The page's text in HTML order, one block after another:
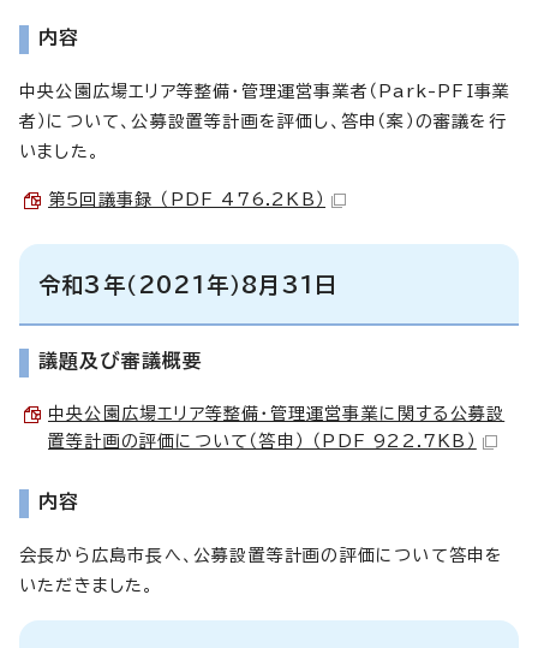
内容
中央公園広場エリア等整備・管理運営事業者（Park-PFI事業
者）について、公募設置等計画を評価し、答申（案）の審議を行
いました。
第5回議事録 （PDF 476.2KB）
令和3年（2021年）8月31日
議題及び審議概要
中央公園広場エリア等整備・管理運営事業に関する公募設
置等計画の評価について（答申） （PDF 922.7KB）
内容
会長から広島市長へ、公募設置等計画の評価について答申を
いただきました。